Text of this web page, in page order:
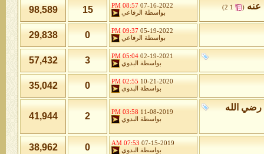
عنه‏
(
1
2
)
07-16-2022
08:57 PM
بواسطة
الرفاعي 15
98,589
05-19-2022
09:37 PM
بواسطة
الرفاعي 0
29,838
02-19-2021
05:04 PM
بواسطة
البدوي 3
57,432
10-21-2020
02:55 PM
بواسطة
البدوي 0
35,042
رضي الله 11-08-2019
03:58 PM
بواسطة
البدوي 2
41,944
07-15-2019
07:53 AM
بواسطة
البدوي 0
38,962